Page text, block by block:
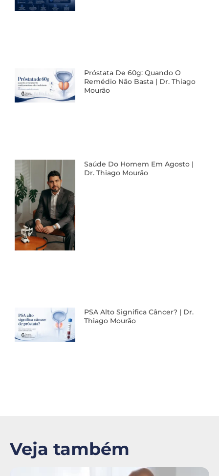
Próstata De 60g: Quando O
Remédio Não Basta | Dr. Thiago
Mourão
Saúde Do Homem Em Agosto |
Dr. Thiago Mourão
PSA Alto Significa Câncer? | Dr.
Thiago Mourão
Veja também